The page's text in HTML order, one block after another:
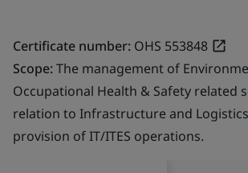
Certificate number: OHS 553848
Scope:The management of
Occupational Health & Safety related
relation to Infrastructure and
provision of IT/ITES operations.